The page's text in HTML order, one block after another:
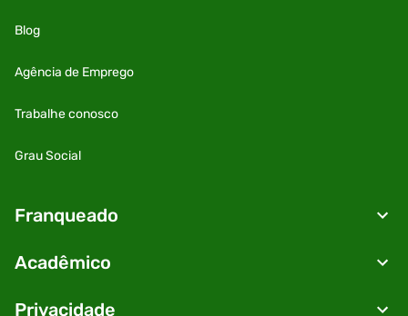
Blog
Agência de Emprego
Trabalhe conosco
Grau Social
Franqueado
Acadêmico
Privacidade